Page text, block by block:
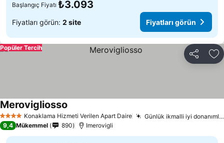
Başlangıç Fiyatı ₺3.093
Fiyatları görün: 2 site Fiyatları görün
Paylaş
Popüler Tercih
4 Yıldız Konaklama Hizmeti Verilen Apart Daire Günlük ikmalli iyi donanımlı mini mutfak
Merovigliosso
9,4 Mükemmel 890 Imerovigli